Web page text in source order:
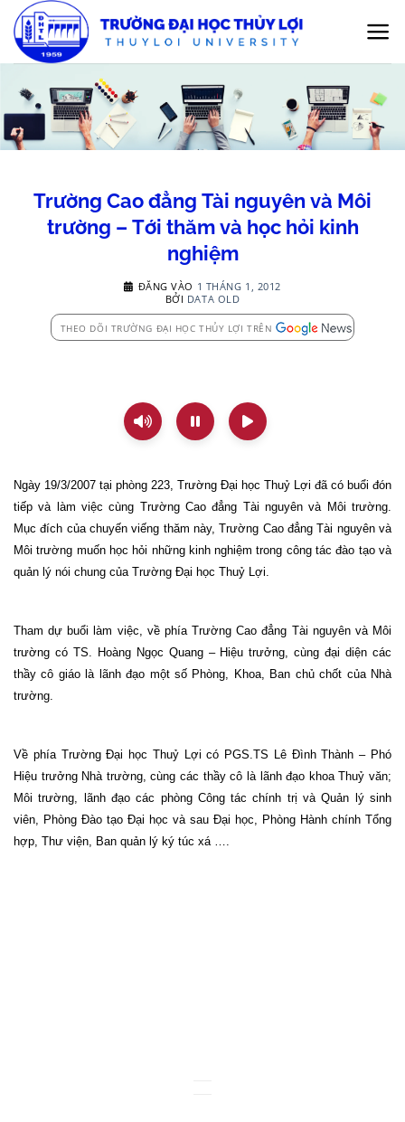
qua
nội
Trường Cao đẳng Tài nguyên và Môi
trường – Tới thăm và học hỏi kinh
nghiệm
ĐĂNG VÀO 1 THÁNG 1, 2012
BỞI DATA OLD
THEO DÕI TRƯỜNG ĐẠI HỌC THỦY LỢI TRÊN
Ngày 19/3/2007 tại phòng 223, Trường Đại học Thuỷ Lợi đã có buổi đón
tiếp và làm việc cùng Trường Cao đẳng Tài nguyên và Môi trường.
Mục đích của chuyến viếng thăm này, Trường Cao đẳng Tài nguyên và
Môi trường muốn học hỏi những kinh nghiệm trong công tác đào tạo và
quản lý nói chung của Trường Đại học Thuỷ Lợi.
Tham dự buổi làm việc, về phía Trường Cao đẳng Tài nguyên và Môi
trường có TS. Hoàng Ngọc Quang – Hiệu trưởng, cùng đại diện các
thầy cô giáo là lãnh đạo một số Phòng, Khoa, Ban chủ chốt của Nhà
trường.
Về phía Trường Đại học Thuỷ Lợi có PGS.TS Lê Đình Thành – Phó
Hiệu trưởng Nhà trường, cùng các thầy cô là lãnh đạo khoa Thuỷ văn;
Môi trường, lãnh đạo các phòng Công tác chính trị và Quản lý sinh
viên, Phòng Đào tạo Đại học và sau Đại học, Phòng Hành chính Tổng
hợp, Thư viện, Ban quản lý ký túc xá ….